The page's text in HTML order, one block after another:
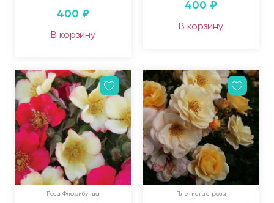
400 ₽
В корзину
400 ₽
В корзину
Розы Флорибунда Плетистые розы